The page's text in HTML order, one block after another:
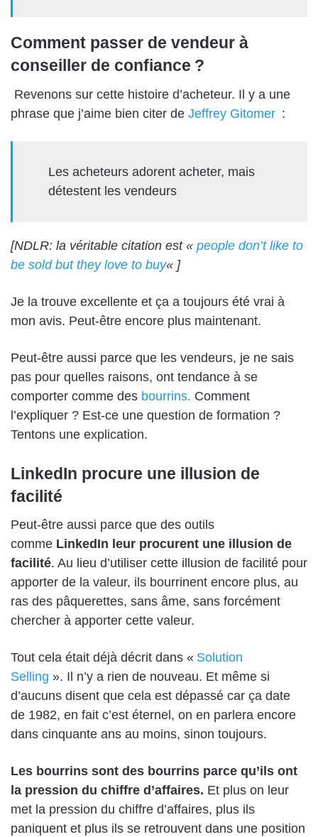
Comment passer de vendeur à
conseiller de confiance ?
Revenons sur cette histoire d’acheteur. Il y a une
phrase que j’aime bien citer de Jeffrey Gitomer :
Les acheteurs adorent acheter, mais
détestent les vendeurs
[NDLR: la véritable citation est « people don’t like to
be sold but they love to buy« ]
Je la trouve excellente et ça a toujours été vrai à
mon avis. Peut-être encore plus maintenant.
Peut-être aussi parce que les vendeurs, je ne sais
pas pour quelles raisons, ont tendance à se
comporter comme des bourrins. Comment
l’expliquer ? Est-ce une question de formation ?
Tentons une explication.
LinkedIn procure une illusion de
facilité
Peut-être aussi parce que des outils
comme LinkedIn leur procurent une illusion de
facilité. Au lieu d’utiliser cette illusion de facilité pour
apporter de la valeur, ils bourrinent encore plus, au
ras des pâquerettes, sans âme, sans forcément
chercher à apporter cette valeur.
Tout cela était déjà décrit dans « Solution
Selling ». I l n’y a rien de nouveau. Et même si
d’aucuns disent que cela est dépassé car ça date
de 1982, en fait c’est éternel, on en parlera encore
dans cinquante ans au moins, sinon toujours.
Les bourrins sont des bourrins parce qu’ils ont
la pression du chiffre d’affaires. Et plus on leur
met la pression du chiffre d’affaires, plus ils
paniquent et plus ils se retrouvent dans une position